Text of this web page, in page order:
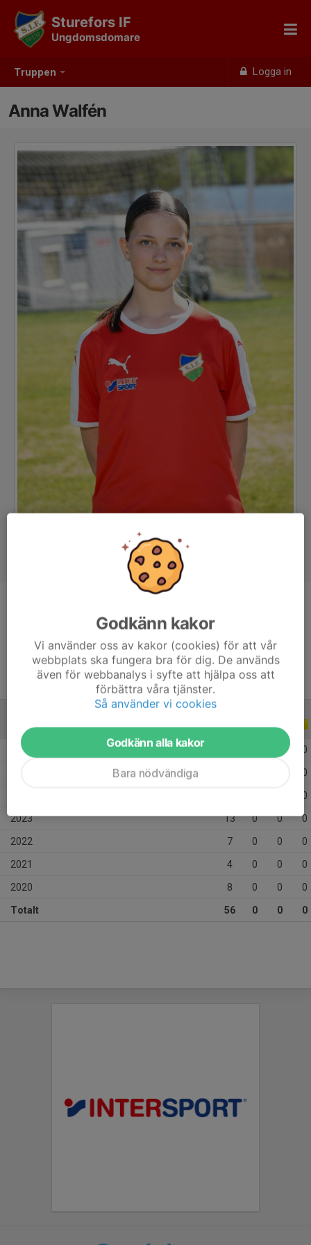
Truppen Logga in
Sturefors IF
Ungdomsdomare
Anna Walfén
14 år
ALLA SERIER ALLA ÅR
2026 0
0
0
2023 13 0 0 0
2022 7 0 0 0
2021 4 0 0 0
2020 8 0 0 0
Totalt 56 0 0 0
Godkänn kakor
Vi använder oss av kakor (cookies) för att vår
webbplats ska fungera bra för dig. De används
även för webbanalys i syfte att hjälpa oss att
förbättra våra tjänster.
Så använder vi cookies
Godkänn alla kakor
Bara nödvändiga